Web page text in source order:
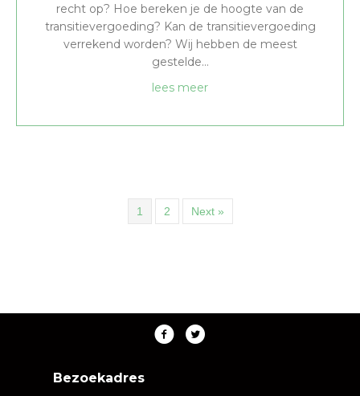
recht op? Hoe bereken je de hoogte van de
transitievergoeding? Kan de transitievergoeding
verrekend worden? Wij hebben de meest
gestelde…
lees meerabout Transitievergoeding
1 2 Next »
Bezoekadres